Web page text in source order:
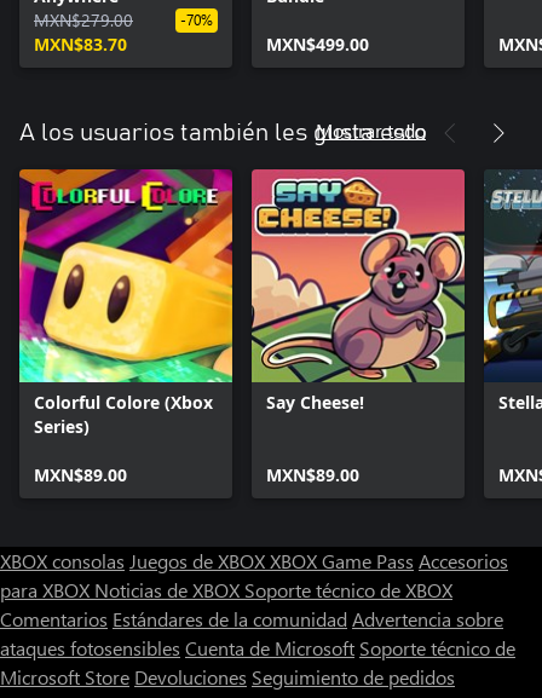
MXN$279.00
MXN$83.70
-70%
MXN$499.00
A los usuarios también les gusta esto
Mostrar todo
Colorful Colore (Xbox
Series)
MXN$89.00
Say Cheese!
MXN$89.00
XBOX consolas Juegos de XBOXXBOX Game Pass Accesorios
para XBOX Noticias de XBOX Soporte técnico de XBOX
Comentarios Estándares de la comunidad Advertencia sobre
ataques fotosensibles Cuenta de Microsoft Soporte técnico de
Microsoft Store Devoluciones Seguimiento de pedidos